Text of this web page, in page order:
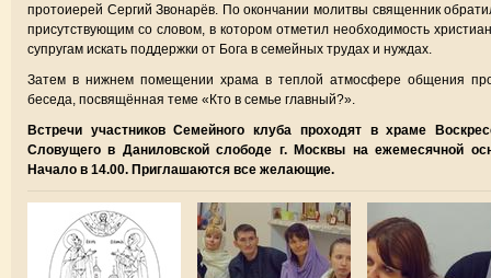
протоиерей Сергий Звонарёв. По окончании молитвы священник
присутствующим со словом, в котором отметил необходимость
супругам искать поддержки от Бога в семейных трудах и нуждах.
Затем в нижнем помещении храма в теплой атмосфере общения
беседа, посвящённая теме «Кто в семье главный?».
Встречи участников Семейного клуба проходят в храме
Словущего в Даниловской слободе г. Москвы на ежемесячной
Начало в 14.00. Приглашаются все желающие.